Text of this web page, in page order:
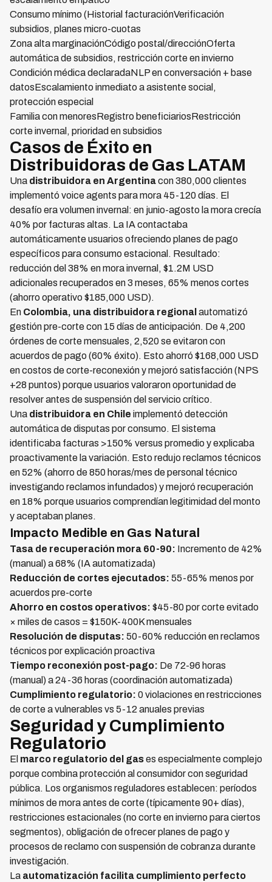
Consumo mínimo (Historial facturaciónVerificación
subsidios, planes micro-cuotas
Zona alta marginaciónCódigo postal/direcciónOferta
automática de subsidios, restricción corte en invierno
Condición médica declaradaNLP en conversación + base
datosEscalamiento inmediato a asistente social,
protección especial
Familia con menoresRegistro beneficiariosRestricción
corte invernal, prioridad en subsidios
Casos de Éxito en
Distribuidoras de Gas LATAM
Una distribuidora en Argentinacon 380,000 clientes
implementó voice agents para mora 45-120 días. El
desafío era volumen invernal: en junio-agosto la mora crecía
40% por facturas altas. La IA contactaba
automáticamente usuarios ofreciendo planes de pago
específicos para consumo estacional. Resultado:
reducción del 38% en mora invernal, $1.2M USD
adicionales recuperados en 3 meses, 65% menos cortes
(ahorro operativo $185,000 USD).
En Colombia, una distribuidora regional automatizó
gestión pre-corte con 15 días de anticipación. De 4,200
órdenes de corte mensuales, 2,520 se evitaron con
acuerdos de pago (60% éxito). Esto ahorró $168,000 USD
en costos de corte-reconexión y mejoró satisfacción (NPS
+28 puntos) porque usuarios valoraron oportunidad de
resolver antes de suspensión del servicio crítico.
Una distribuidora en Chile implementó detección
automática de disputas por consumo. El sistema
identificaba facturas >150% versus promedio y explicaba
proactivamente la variación. Esto redujo reclamos técnicos
en 52% (ahorro de 850 horas/mes de personal técnico
investigando reclamos infundados) y mejoró recuperación
en 18% porque usuarios comprendían legitimidad del monto
y aceptaban planes.
Impacto Medible en Gas Natural
Tasa de recuperación mora 60-90: Incremento de 42%
(manual) a 68% (IA automatizada)
Reducción de cortes ejecutados: 55-65% menos por
acuerdos pre-corte
Ahorro en costos operativos: $45-80 por corte evitado
× miles de casos = $150K-400K mensuales
Resolución de disputas: 50-60% reducción en reclamos
técnicos por explicación proactiva
Tiempo reconexión post-pago: De 72-96 horas
(manual) a 24-36 horas (coordinación automatizada)
Cumplimiento regulatorio: 0 violaciones en restricciones
de corte a vulnerables vs 5-12 anuales previas
Seguridad y Cumplimiento
Regulatorio
El marco regulatorio del gases especialmente complejo
porque combina protección al consumidor con seguridad
pública. Los organismos reguladores establecen: períodos
mínimos de mora antes de corte (típicamente 90+ días),
restricciones estacionales (no corte en invierno para ciertos
segmentos), obligación de ofrecer planes de pago y
procesos de reclamo con suspensión de cobranza durante
investigación.
La automatización facilita cumplimiento perfecto